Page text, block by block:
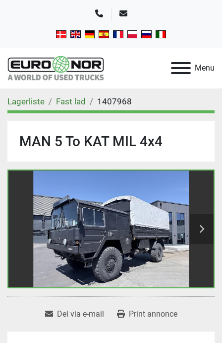
TelefonE-mail
Menu
Lagerliste Fast lad 1407968
MAN 5 To KAT MIL 4x4
Del via e-mail Print annonce